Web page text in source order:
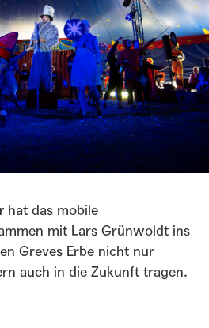
hat das mobile
mit Lars Grünwoldt ins
Greves Erbe nicht nur
auch in die Zukunft tragen.